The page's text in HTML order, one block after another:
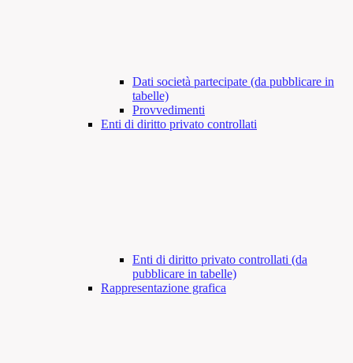
Dati società partecipate (da pubblicare in
tabelle)
Provvedimenti
Enti di diritto privato controllati
Enti di diritto privato controllati (da
pubblicare in tabelle)
Rappresentazione grafica